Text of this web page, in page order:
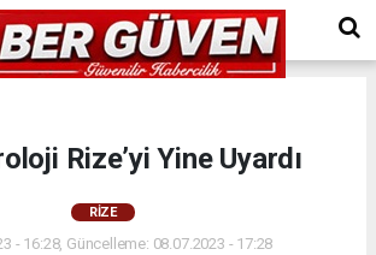
Rize’yi Yine Uyardı
RIZE
- 16:28, Güncelleme: 08.07.2023 - 17:28